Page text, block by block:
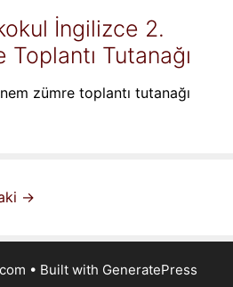
İngilizce 2.
Tutanağı
zümre toplantı tutanağı
→
• Built with GeneratePress